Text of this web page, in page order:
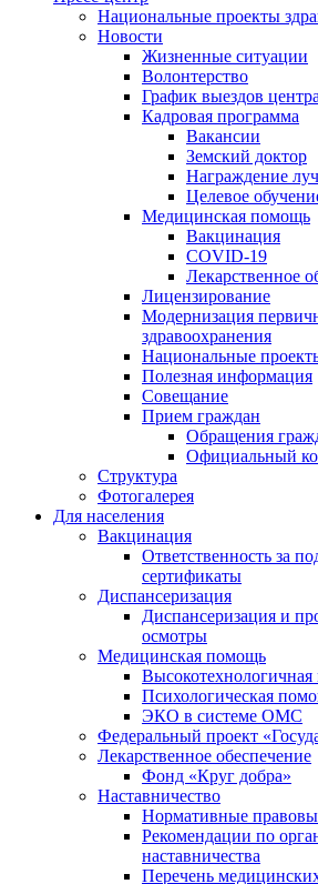
Национальные проекты
Новости
Жизненные ситуации
Волонтерство
График выездов
Кадровая программа
Вакансии
Земский доктор
Награждение
Целевое
Медицинская помощь
Вакцинация
COVID-19
Лекарственное
Лицензирование
Модернизация
здравоохранения
Национальные
Полезная информация
Совещание
Прием граждан
Обращения
Официальный
Структура
Фотогалерея
Для населения
Вакцинация
Ответственность за
сертификаты
Диспансеризация
Диспансеризация и
осмотры
Медицинская помощь
Психологическая
ЭКО в системе ОМС
Федеральный проект
Лекарственное обеспечение
Фонд «Круг добра»
Наставничество
Нормативные
Рекомендации по
наставничества
Перечень